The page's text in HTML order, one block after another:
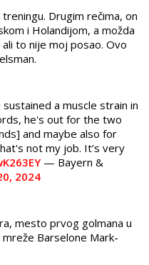
Drugim rečima, on
i Holandijom, a možda
to nije moj posao. Ovo
sustained a muscle strain in
he's out for the two
and maybe also for
not my job. It’s very
— Bayern &
2024
mesto prvog golmana u
Barselone Mark-